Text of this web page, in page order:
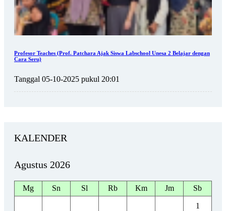
Profesor Teaches (Prof. Patchara Ajak Siswa Labschool Unesa 2 Belajar dengan
Cara Seru)
Tanggal 05-10-2025 pukul 20:01
KALENDER
Agustus 2026
Mg Sn Sl Rb Km Jm Sb
1